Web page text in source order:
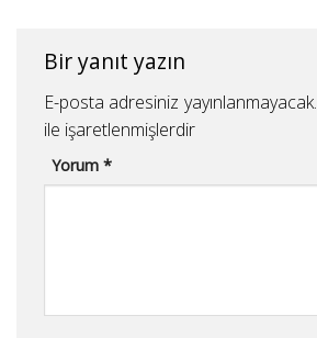
Bir yanıt yazın
E-posta adresiniz yayınlanmayacak.
ile işaretlenmişlerdir
Yorum*